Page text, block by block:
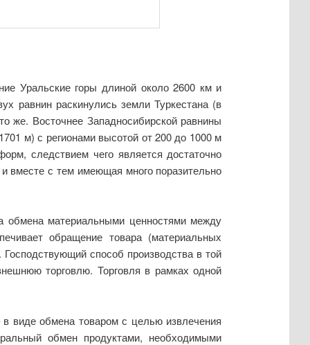
Уральские горы длиной около 2600 км и
раскинулись земли Туркестана (в
же. Восточнее Западносибирской равнины
м) с регионами высотой от 200 до 1000 м
следствием чего является достаточно
и вместе с тем имеющая много поразительно
обмена материальными ценностями между
обращение товара (материальных
способ производства в той
торговлю. Торговля в рамках одной
виде обмена товаром с целью извлечения
обмен продуктами, необходимыми